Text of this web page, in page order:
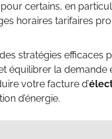
certains, en
horaires tarifaires
stratégies efficaces
équilibrer la demande
votre facture d’
d’énergie.